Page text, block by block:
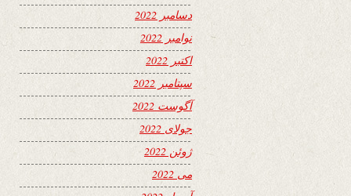
دسامبر 2022
نوامبر 2022
اکتبر 2022
سپتامبر 2022
آگوست 2022
جولای 2022
ژوئن 2022
می 2022